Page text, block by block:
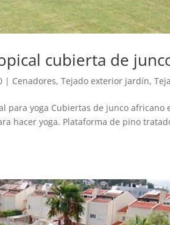
cubierta de
| Cenadores,Tejado exterior jardín,
para yoga Cubiertas de junco africano
hacer yoga. Plataforma de pino